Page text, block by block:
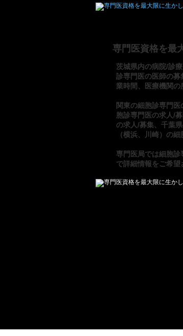
専門医資格を最
茨城県内の病院/診
診専門医の医師の
業時間、医療機関の
関東の細胞診専門
胞診専門医の求人/
の求人/募集
千葉
（横浜、川崎）の
専門医局では細胞診
で詳細情報をご希望